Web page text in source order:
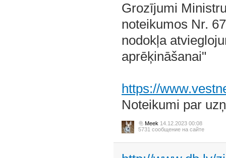
Grozījumi
noteikumos Nr.
nodokļa
aprēķināšanai"
https://
Noteikumi par
Meek 14.12.2023 00:08
5731 сообщение на сайте